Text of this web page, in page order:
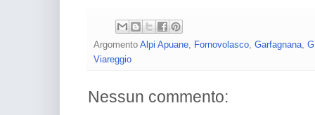
Argomento Alpi Apuane Fornovolasco Garfagnana
Viareggio
Nessun commento: